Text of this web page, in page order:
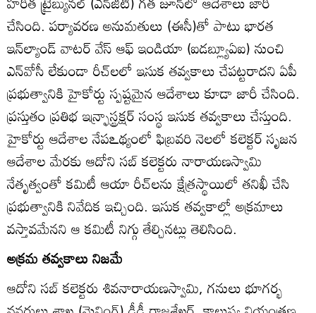
చేసింది. పర్యావరణ అనుమతులు (ఈసీ)తో పాటు భారత
ఇన్‌ల్యాండ్‌ వాటర్‌ వేస్‌ ఆఫ్‌ ఇండియా (ఐడబ్ల్యూఏఐ) నుంచి
ఎన్‌వోసీ లేకుండా రీచ్‌లలో ఇసుక తవ్వకాలు చేపట్టరాదని ఏపీ
ప్రభుత్వానికి హైకోర్టు స్పష్టమైన ఆదేశాలు కూడా జారీ చేసింది.
ప్రస్తుతం ప్రతిభ ఇన్ర్ఫాస్ట్రక్షర్‌ సంస్థ ఇసుక తవ్వకాలు చేస్తుంది.
హైకోర్టు ఆదేశాల నేపఽథ్యంలో ఫిబ్రవరి నెలలో కలెక్టర్‌ సృజన
ఆదేశాల మేరకు ఆదోని సబ్‌ కలెక్టరు నారాయణస్వామి
నేతృత్వంతో కమిటీ ఆయా రీచ్‌లను క్షేత్రస్థాయిలో తనిఖీ చేసి
ప్రభుత్వానికి నివేదిక ఇచ్చింది. ఇసుక తవ్వకాల్లో అక్రమాలు
వస్తావమేనని ఆ కమిటీ నిగ్గు తేల్చినట్లు తెలిసింది.
అక్రమ తవ్వకాలు నిజమే
ఆదోని సబ్‌ కలెక్టరు శివనారాయణస్వామి, గనులు భూగర్భ